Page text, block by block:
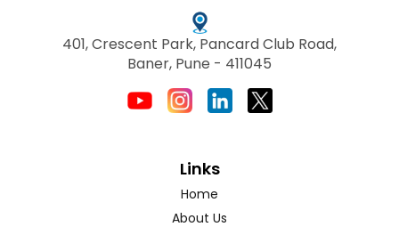
401, Crescent Park, Pancard Club Road,
Baner, Pune - 411045
Links
Home
About Us